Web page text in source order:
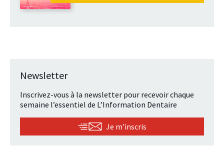
Newsletter
Inscrivez-vous à la newsletter pour recevoir chaque
semaine l’essentiel de L’Information Dentaire
Je m'inscris